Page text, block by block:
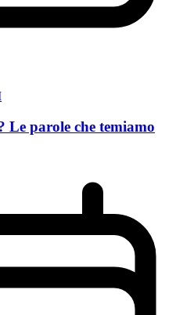
Le parole che temiamo